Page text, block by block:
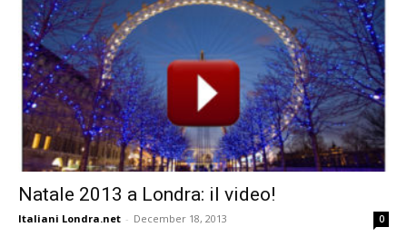
Natale 2013 a Londra: il video!
Italiani Londra.net - December 18, 2013 0